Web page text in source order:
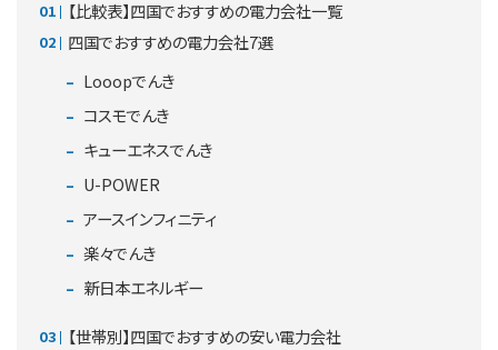
【比較表】四国でおすすめの電力会社一覧
四国でおすすめの電力会社7選
Looopでんき
コスモでんき
キューエネスでんき
U-POWER
アースインフィニティ
楽々でんき
新日本エネルギー
【世帯別】四国でおすすめの安い電力会社